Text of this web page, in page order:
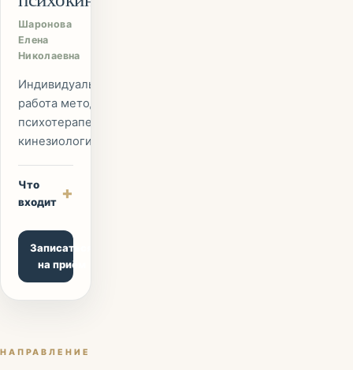
Шаронова
Елена
Николаевна
Индивидуальная
работа методом
психотерапевтической
кинезиологии.
Что
входит +
Записаться
на приём
НАПРАВЛЕНИЕ